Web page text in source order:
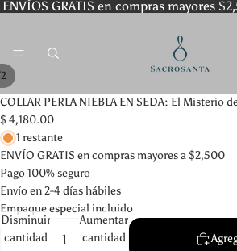
ENVÍOS GRATIS en compras mayores
2
COLLAR PERLA NIEBLA EN SEDA: El Misterio
$ 4,180.00
1 restante
ENVÍO GRATIS en compras mayores a $2,500
Pago 100% seguro
Envío en 2-4 días hábiles
Empaque especial incluido
Disminuir
cantidad
Aumentar
cantidad